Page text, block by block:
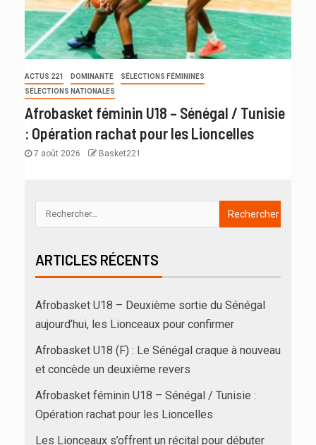
ACTUS 221 DOMINANTE
SÉLECTIONS FÉMININES
SÉLECTIONS NATIONALES
Afrobasket féminin U18 – Sénégal / Tunisie
: Opération rachat pour les Lioncelles
7 août 2026 Basket221
ARTICLES RÉCENTS
Afrobasket U18 – Deuxième sortie du Sénégal
aujourd’hui, les Lionceaux pour confirmer
Afrobasket U18 (F) : Le Sénégal craque à nouveau
et concède un deuxième revers
Afrobasket féminin U18 – Sénégal / Tunisie :
Opération rachat pour les Lioncelles
Les Lionceaux s’offrent un récital pour débuter